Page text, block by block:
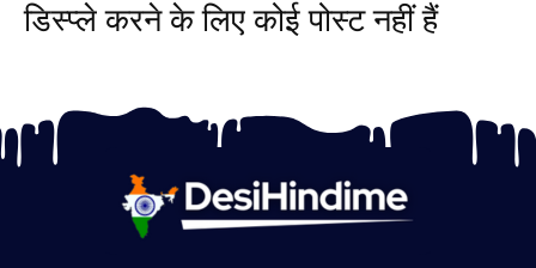
डिस्प्ले करने के लिए कोई पोस्ट नहीं हैं